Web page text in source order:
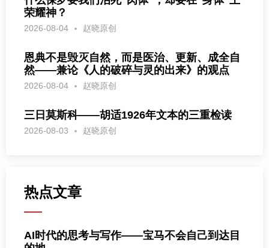
荣耀神？
2026-08-04 赵晓原创
恩典不是毁灭自然，而是医治、更新、成全自
然——兼论《人的破碎与灵的出来》的观点
2026-08-04 赵晓原创
三日莫斯科——胡适1926年文本的三重检读
2026-08-03 赵晓原创
热点文章
AI时代的思考与写作——宝马不会自己到达目